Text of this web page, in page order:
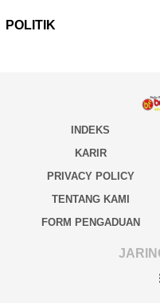
POLITIK
INDEKS
KARIR
PRIVACY POLICY
TENTANG KAMI
FORM PENGADUAN